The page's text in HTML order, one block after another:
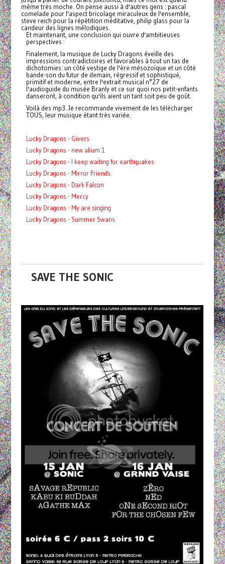
même très moche. On pense aussi à d'autres gens : pascal
comelade pour l'aspect bricolage miraculeux de l'ensemble,
steve reich pour la répétition méditative, philip glass pour la
candeur des lignes mélodiques.
Et maintenant, une conclusion qui ouvre d'ambitieuses
perspectives :
Finalement, la musique de Lucky Dragons éveille des
impressions contradictoires et favorables à tout un tas de
dichotomies: un côté vestige de l'ère mésozoïque et un côté
bande-son du futur de demain, régressif et sophistiqué,
primitif et moderne, entre l'extrait musical n°27 de
l'audioguide du musée Branly et ce sur quoi nos petit-enfants
danseront, à condition qu'ils aient un tant soit peu de goût.
Voilà des mp3. Je recommande vivement de les télécharger
TOUS, leur musique étant très variée.
Lucky Dragons - Givers
Lucky Dragons - new alium 1
Lucky Dragons - I keep waiting for earthquakes
Lucky Dragons - Mirror Friends
Lucky Dragons - Dark Falcon
Lucky Dragons - Mercy
Lucky Dragons - My are singing
Lucky Dragons - Summer Swans
SAVE THE SONIC